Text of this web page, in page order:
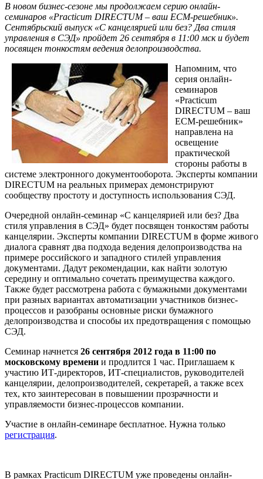
В новом бизнес-сезоне мы продолжаем серию онлайн-
семинаров «Practicum DIRECTUM – ваш ECM-решебник».
Сентябрьский выпуск «С канцелярией или без? Два стиля
управления в СЭД» пройдет 26 сентября в 11:00 мск и будет
посвящен тонкостям ведения делопроизводства.
Напомним, что
серия онлайн-
семинаров
«Practicum
DIRECTUM – ваш
ECM-решебник»
направлена на
освещение
практической
стороны работы в
системе электронного документооборота. Эксперты компании
DIRECTUM на реальных примерах демонстрируют
сообществу простоту и доступность использования СЭД.
Очередной онлайн-семинар «С канцелярией или без? Два
стиля управления в СЭД» будет посвящен тонкостям работы
канцелярии. Эксперты компании DIRECTUM в форме живого
диалога сравнят два подхода ведения делопроизводства на
примере российского и западного стилей управления
документами. Дадут рекомендации, как найти золотую
середину и оптимально сочетать преимущества каждого.
Также будет рассмотрена работа с бумажными документами
при разных вариантах автоматизации участников бизнес-
процессов и разобраны основные риски бумажного
делопроизводства и способы их предотвращения с помощью
СЭД.
Семинар начнется 26 сентября 2012 года в 11:00 по
московскому времени и продлится 1 час. Приглашаем к
участию ИТ-директоров, ИТ-специалистов, руководителей
канцелярии, делопроизводителей, секретарей, а также всех
тех, кто заинтересован в повышении прозрачности и
управляемости бизнес-процессов компании.
Участие в онлайн-семинаре бесплатное. Нужна только
регистрация.
В рамках Practicum DIRECTUM уже проведены онлайн-